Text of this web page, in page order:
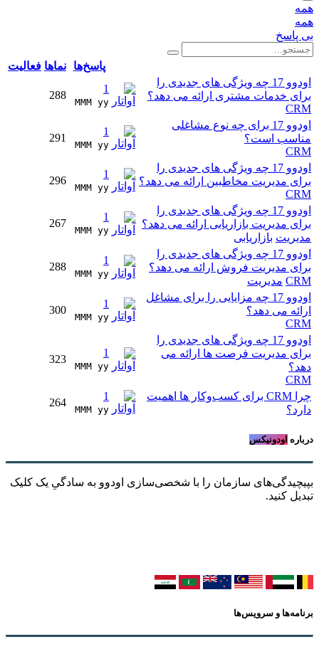
همه
همه
بی پاسخ
پاسخ‌ها نماها فعالیت
اودوو 17 چه ویژگی های جدیدی را
برای خدمات مشتری ارائه می دهد؟
CRM
1
MMM yy
288
اودوو 17 برای چه نوع مشاغلی
مناسب است؟
CRM
1
MMM yy
291
اودوو 17 چه ویژگی های جدیدی را
برای مدیریت مخاطبین ارائه می دهد؟
CRM
1
MMM yy
296
اودوو 17 چه ویژگی های جدیدی را
برای مدیریت بازاریابی ارائه می دهد؟
مدیریت بازاریابی
1
MMM yy
267
اودوو 17 چه ویژگی های جدیدی را
برای مدیریت فروش ارائه می دهد؟
CRM مدیریت
1
MMM yy
288
اودوو 17 چه مزایایی را برای مشاغل
ارائه می دهد؟
CRM
1
MMM yy
300
اودوو 17 چه ویژگی های جدیدی را
برای مدیریت فرصت ها ارائه می
دهد؟
CRM
1
MMM yy
323
چرا CRM برای کسب‌و‌کار ها اهمیت
دارد؟
1
MMM yy
264
درباره اودونیکس
بپیچیدگی‌های سازمان را با شخصی‌سازی اودوو به سادگیِ یک کلیک
تبدیل کنید.
برنامه‌ها و سرویس‌ها